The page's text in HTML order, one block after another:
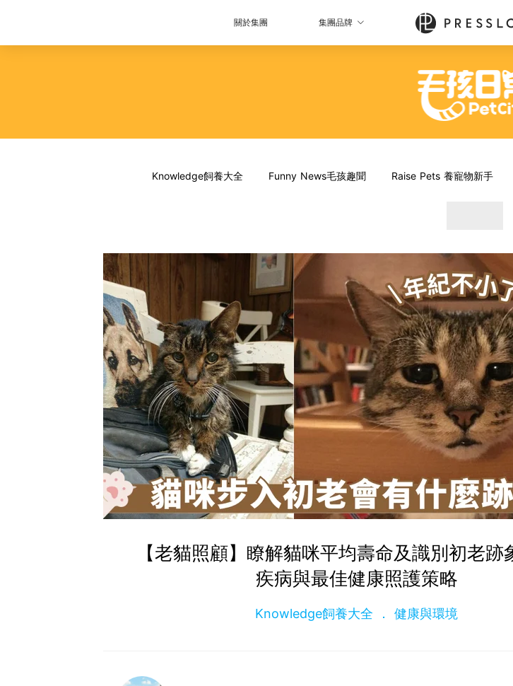
關於集團 集團品牌
Knowledge飼養大全 Funny News毛孩趣聞 Raise Pets 養寵物新手
【老貓照顧】瞭解貓咪平均壽命及識別初老跡
疾病與最佳健康照護策略
Knowledge飼養大全 健康與環境